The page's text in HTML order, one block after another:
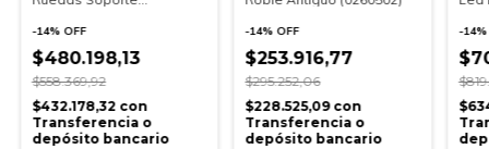
(13000-158)
-14% OFF
$480.198,13
$558.369,92
$432.178,32 con
Transferencia o
depósito bancario
-14%OFF
$253.916,77
$295.252,06
$228.525,09 con
Transferencia o
depósito bancario
-14